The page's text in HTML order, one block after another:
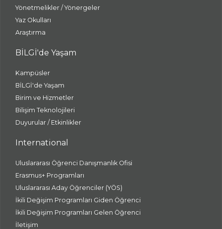
Yönetmelikler / Yönergeler
Yaz Okulları
Araştırma
BİLGİ'de Yaşam
Kampüsler
BİLGİ'de Yaşam
Birim ve Hizmetler
Bilişim Teknolojileri
Duyurular / Etkinlikler
International
Uluslararası Öğrenci Danışmanlık Ofisi
Erasmus+ Programları
Uluslararası Aday Öğrenciler (YÖS)
İkili Değişim Programları Giden Öğrenci
İkili Değişim Programları Gelen Öğrenci
İletişim